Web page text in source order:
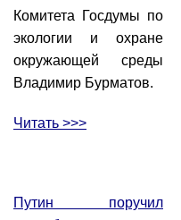
Комитета Госдумы по
экологии и охране
окружающей среды
Владимир Бурматов.
Читать >>>
Путин поручил